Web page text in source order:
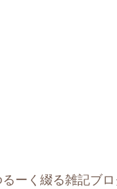
ーく綴る雑記ブ